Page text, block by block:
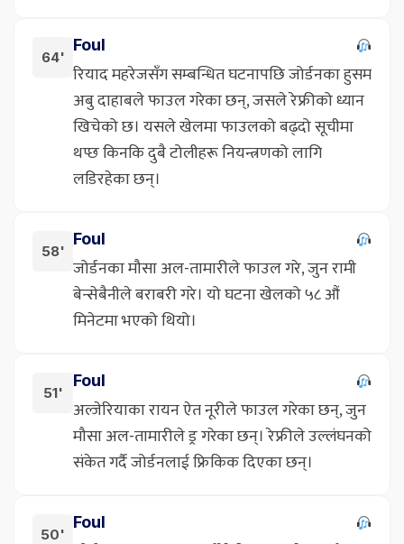
64'
Foul
रियाद महरेजसँग सम्बन्धित घटनापछि जोर्डनका हुसम
अबु दाहाबले फाउल गरेका छन्, जसले रेफ्रीको ध्यान
खिचेको छ। यसले खेलमा फाउलको बढ्दो सूचीमा
थप्छ किनकि दुबै टोलीहरू नियन्त्रणको लागि
लडिरहेका छन्।
58'
Foul
जोर्डनका मौसा अल-तामारीले फाउल गरे, जुन रामी
बेन्सेबैनीले बराबरी गरे। यो घटना खेलको ५८ औं
मिनेटमा भएको थियो।
51'
Foul
अल्जेरियाका रायन ऐत नूरीले फाउल गरेका छन्, जुन
मौसा अल-तामारीले ड्र गरेका छन्। रेफ्रीले उल्लंघनको
संकेत गर्दै जोर्डनलाई फ्रिकिक दिएका छन्।
50'
Foul